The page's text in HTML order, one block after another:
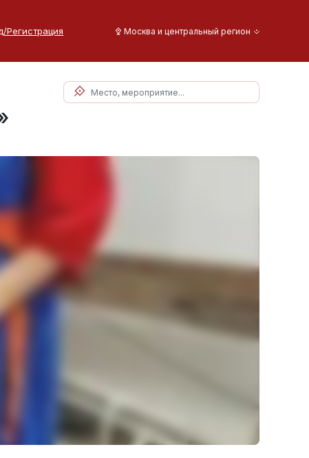
Регистрация Москва и центральный регион